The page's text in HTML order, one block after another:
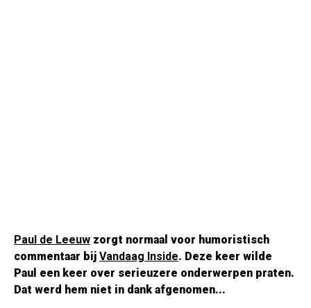
Paul de Leeuw zorgt normaal voor humoristisch
commentaar bij Vandaag Inside. Deze keer wilde
Paul een keer over serieuzere onderwerpen praten.
Dat werd hem niet in dank afgenomen...